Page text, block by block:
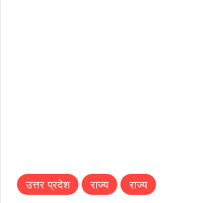
उत्तर प्रदेश राज्य राज्य